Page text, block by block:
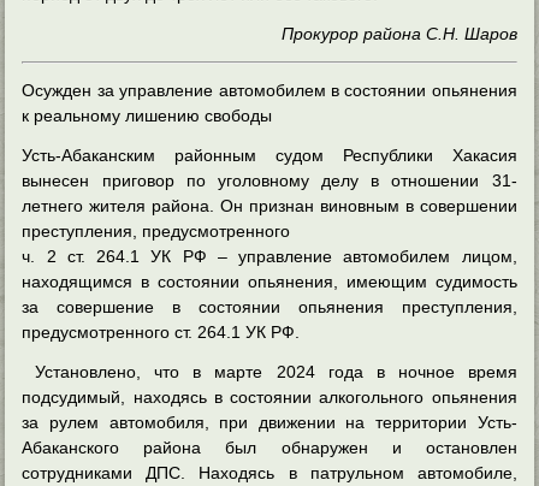
Прокурор района С.Н. Шаров
Осужден за управление автомобилем в состоянии опьянения
к реальному лишению свободы
Усть-Абаканским районным судом Республики Хакасия
вынесен приговор по уголовному делу в отношении 31-
летнего жителя района. Он признан виновным в совершении
преступления, предусмотренного
ч. 2 ст. 264.1 УК РФ – управление автомобилем лицом,
находящимся в состоянии опьянения, имеющим судимость
за совершение в состоянии опьянения преступления,
предусмотренного ст. 264.1 УК РФ.
Установлено, что в марте 2024 года в ночное время
подсудимый, находясь в состоянии алкогольного опьянения
за рулем автомобиля, при движении на территории Усть-
Абаканского района был обнаружен и остановлен
сотрудниками ДПС. Находясь в патрульном автомобиле,